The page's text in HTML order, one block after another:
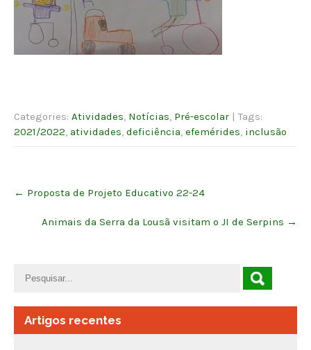
Categories: Atividades, Notícias, Pré-escolar | Tags:
2021/2022, atividades, deficiência, efemérides, inclusão
navigation
← Proposta de Projeto Educativo 22-24
Animais da Serra da Lousã visitam o JI de Serpins →
Artigos recentes